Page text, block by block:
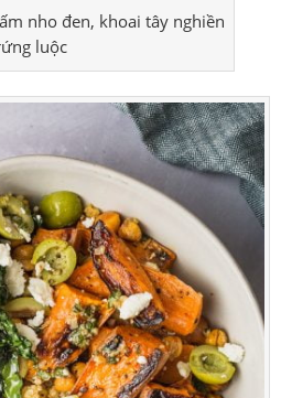
nho đen, khoai tây nghiền
luộc